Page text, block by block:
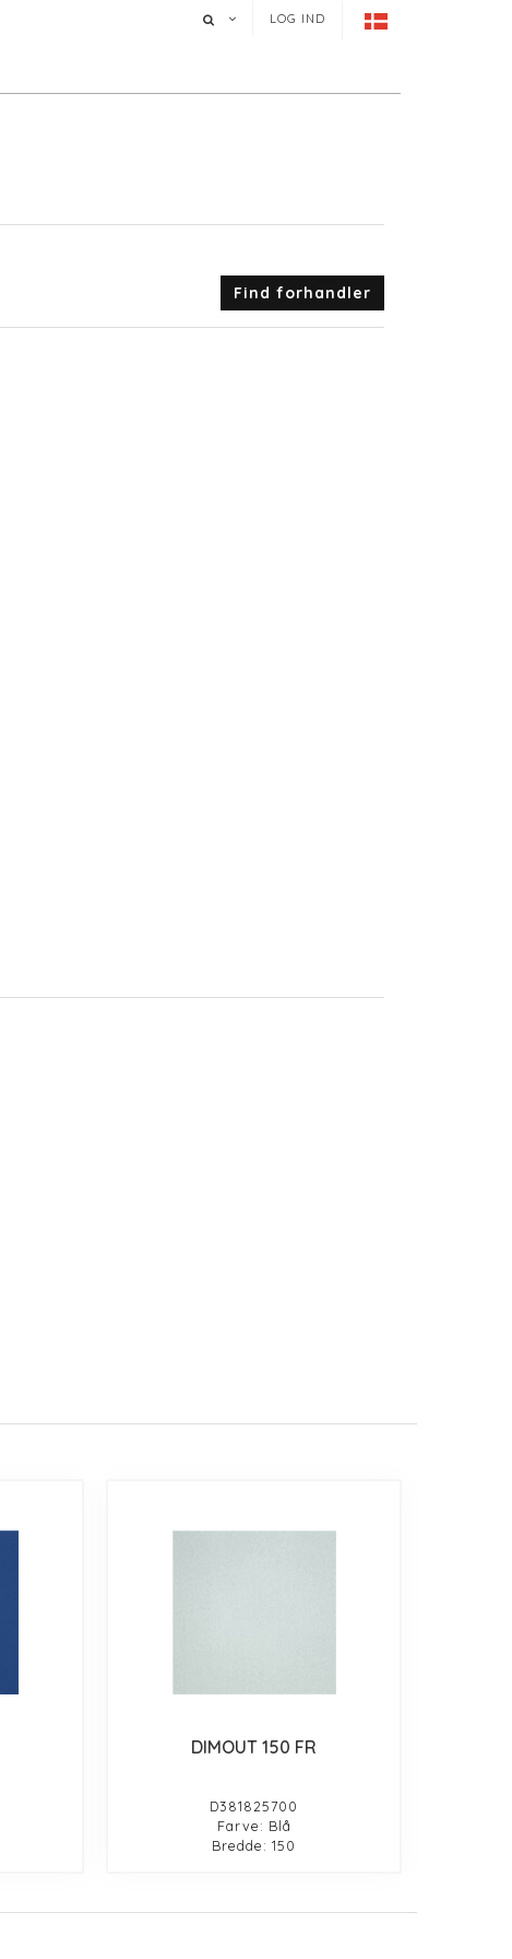
LOG IND
Find forhandler
DIMOUT 150 FR
D381825700
Farve: Blå
Bredde: 150